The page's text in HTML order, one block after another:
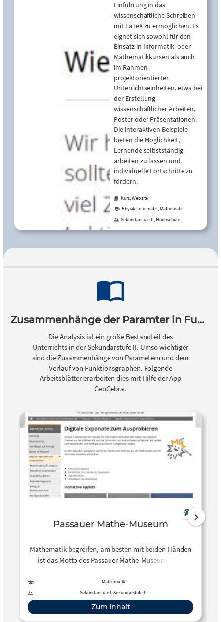
Einführung in das
wissenschaftliche Schreiben
mit LaTeX zu ermöglichen. Es
eignet sich sowohl für den
Einsatz in Informatik- oder
Mathematikkursen als auch
im Rahmen
projektorientierter
Unterrichtseinheiten, etwa bei
der Erstellung
wissenschaftlicher Arbeiten,
Poster oder Präsentationen.
Die interaktiven Beispiele
bieten die Möglichkeit,
Lernende selbstständig
arbeiten zu lassen und
individuelle Fortschritte zu
fördern.
Kurs, Website
Physik, Informatik, Mathematik
Sekundarstufe II, Hochschule
Zusammenhänge der Paramter in Funktionen
Die Analysis ist ein große Bestandteil des
Unterrichts in der Sekundarstufe II. Umso wichtiger
sind die Zusammenhänge von Parametern und dem
Verlauf von Funktionsgraphen. Folgende
Arbeitsblätter erarbeiten dies mit Hilfe der App
GeoGebra.
Passauer Mathe-Museum
Mathematik begreifen, am besten mit beiden Händen
ist das Motto des Passauer Mathe-Museums. Die
Für die öffentliche Dauerausstellung im Foyer der
Fakultät für Informatik und Mathematik (Innstraße 33)
sollen interessierte Gruppen die Anmeldefunktion auf
der Webseite nutzen. Denn dann baut das Team der
Mathematik
Sekundarstufe I, Sekundarstufe II
Zum Inhalt